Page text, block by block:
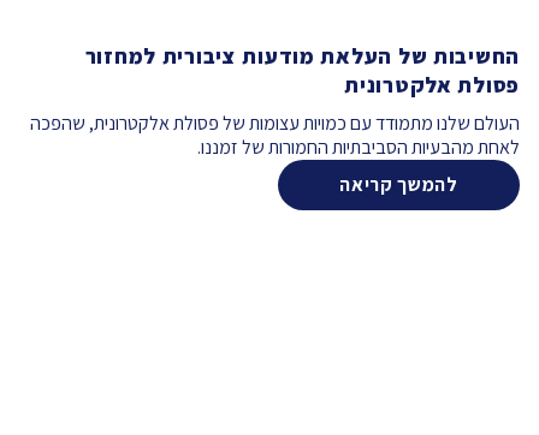
החשיבות של העלאת מודעות ציבורית למחזור
פסולת אלקטרונית
העולם שלנו מתמודד עם כמויות עצומות של פסולת אלקטרונית, שהפכה
לאחת מהבעיות הסביבתיות החמורות של זמננו.
להמשך קריאה